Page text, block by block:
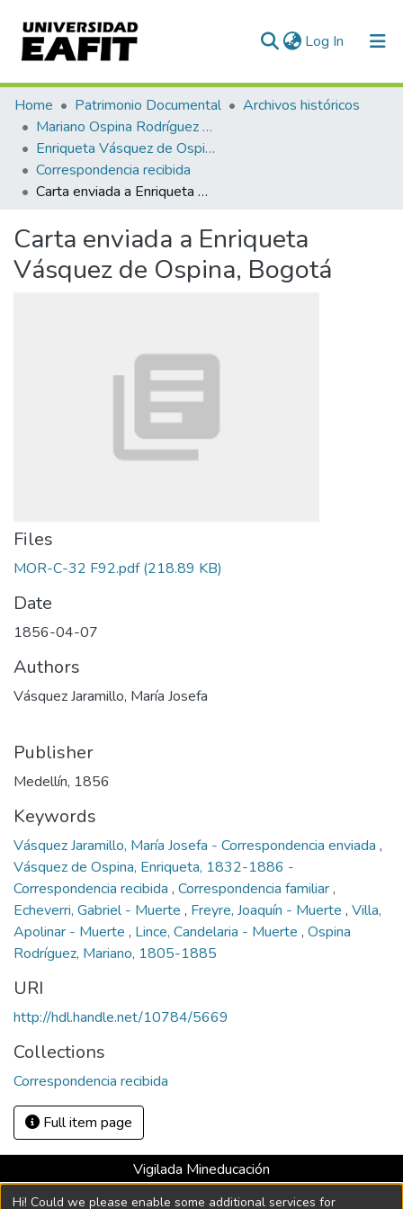
Log In (current)
Communities & Collections
All of DSpace
Statistics
Home Patrimonio Documental
Archivos históricos
Mariano Ospina Rodríguez (1826 -1912)
Enriqueta Vásquez de Ospina
Correspondencia recibida
Carta enviada a Enriqueta Vásquez de Ospina, Bogotá
Carta enviada a Enriqueta
Vásquez de Ospina, Bogotá
Files
MOR-C-32 F92.pdf(218.89 KB)
Date
1856-04-07
Authors
Vásquez Jaramillo, María Josefa
Publisher
Medellín, 1856
Keywords
Vásquez Jaramillo, María Josefa - Correspondencia enviada ,
Vásquez de Ospina, Enriqueta, 1832-1886 -
Correspondencia recibida , Correspondencia familiar,
Echeverri, Gabriel - Muerte , Freyre, Joaquín - Muerte , Villa,
Apolinar - Muerte , Lince, Candelaria - Muerte , Ospina
Rodríguez, Mariano, 1805-1885
URI
http://hdl.handle.net/10784/5669
Collections
Correspondencia recibida
Full item page
Vigilada Mineducación
Universidad con Acreditación Institucional hasta 2026 -
Hi! Could we please enable some additional services for